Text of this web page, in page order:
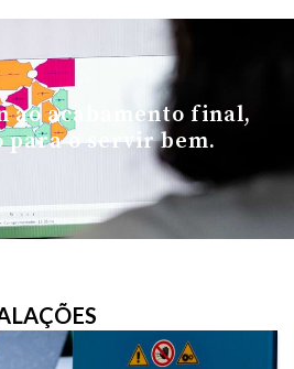
ao acabamento final,
para o servir bem.